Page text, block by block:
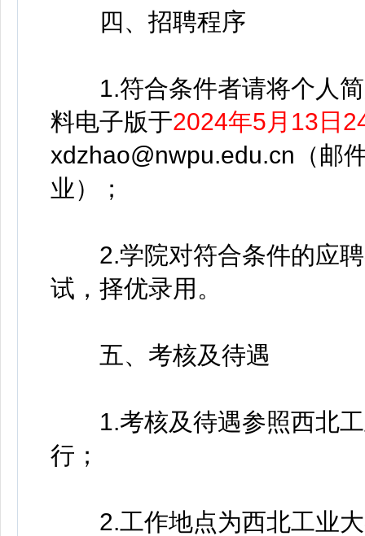
四、招聘程序
1.符合条件者请将个人简
料电子版于2024年5月13日
xdzhao@nwpu.edu.cn（邮
业）；
2.学院对符合条件的应聘
试，择优录用。
五、考核及待遇
1.考核及待遇参照西北工
行；
2.工作地点为西北工业大